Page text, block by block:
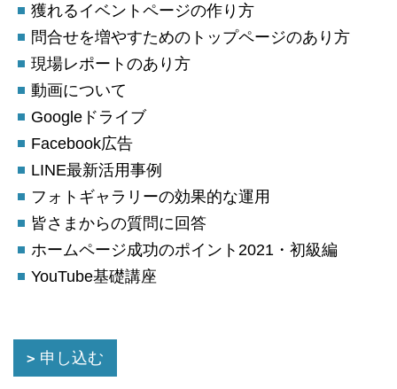
獲れるイベントページの作り方
問合せを増やすためのトップページのあり方
現場レポートのあり方
動画について
Googleドライブ
Facebook広告
LINE最新活用事例
フォトギャラリーの効果的な運用
皆さまからの質問に回答
ホームページ成功のポイント2021・初級編
YouTube基礎講座
申し込む